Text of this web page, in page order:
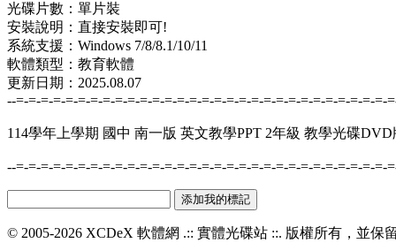
光碟片數：單片裝
安裝說明：直接安裝即可!
系統支援：Windows 7/8/8.1/10/11
軟體類型：教育軟體
更新日期：2025.08.07
--=-=-=-=-=-=-=-=-=-=-=-=-=-=-=-=-=-=-=-=-=-=-=-=-=-=-=-=-=-=-
114學年上學期 國中 南一版 英文教學PPT 2年級 教學光碟DVD
--=-=-=-=-=-=-=-=-=-=-=-=-=-=-=-=-=-=-=-=-=-=-=-=-=-=-=-=-=-=-
© 2005-2026 XCDeX 軟體網 .:: 實體光碟站 ::. 版權所有，並保